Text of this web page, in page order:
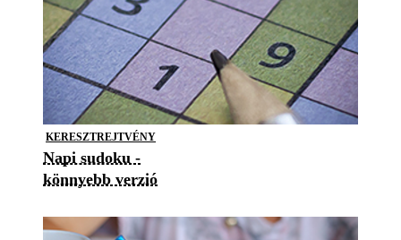
KERESZTREJTVÉNY
Napi sudoku -
könnyebb verzió